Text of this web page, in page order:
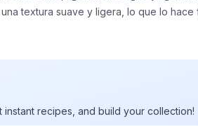
textura suave y ligera, lo que lo
instant recipes, and build your collection!